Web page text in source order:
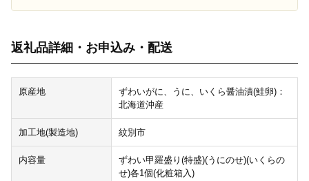
返礼品詳細・お申込み・配送
原産地
ずわいがに、うに、いくら醤油漬(鮭卵)：
北海道沖産
加工地(製造地) 紋別市
内容量
ずわい甲羅盛り(特盛)(うにのせ)(いくらの
せ)各1個(化粧箱入)